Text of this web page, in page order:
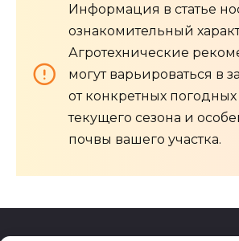
Информация в статье
ознакомительный
Агротехнические
могут варьироваться в
от конкретных
текущего сезона и
почвы вашего участка.